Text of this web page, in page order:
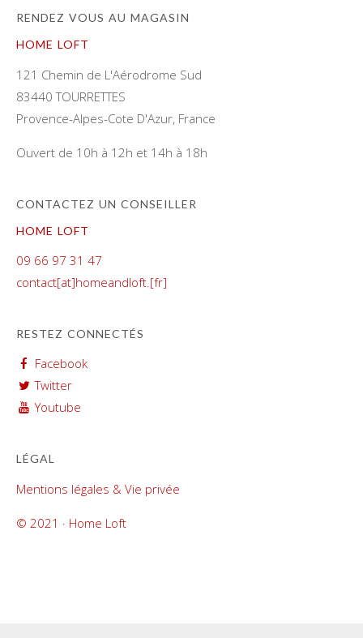
RENDEZ VOUS AU MAGASIN
HOME LOFT
121 Chemin de L'Aérodrome Sud
83440 TOURRETTES
Provence-Alpes-Cote D'Azur, France
Ouvert de 10h à 12h et 14h à 18h
CONTACTEZ UN CONSEILLER
HOME LOFT
09 66 97 31 47
contact[at]homeandloft.[fr]
RESTEZ CONNECTÉS
Facebook
Twitter
Youtube
LÉGAL
Mentions légales & Vie privée
© 2021 · Home Loft